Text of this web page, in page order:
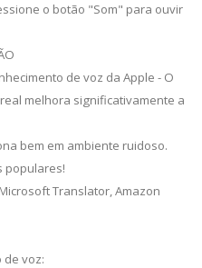
o botão "Som" para ouvir
de voz da Apple - O
melhora significativamente a
bem em ambiente ruidoso.
populares!
Translator, Amazon
voz: